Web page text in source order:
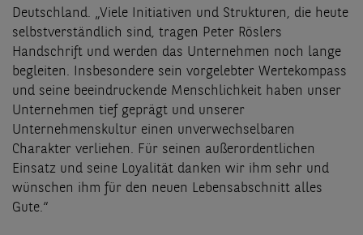
Deutschland. „Viele Initiativen und Strukturen, die heute
selbstverständlich sind, tragen Peter Röslers
Handschrift und werden das Unternehmen noch lange
begleiten. Insbesondere sein vorgelebter Wertekompass
und seine beeindruckende Menschlichkeit haben unser
Unternehmen tief geprägt und unserer
Unternehmenskultur einen unverwechselbaren
Charakter verliehen. Für seinen außerordentlichen
Einsatz und seine Loyalität danken wir ihm sehr und
wünschen ihm für den neuen Lebensabschnitt alles
Gute.“